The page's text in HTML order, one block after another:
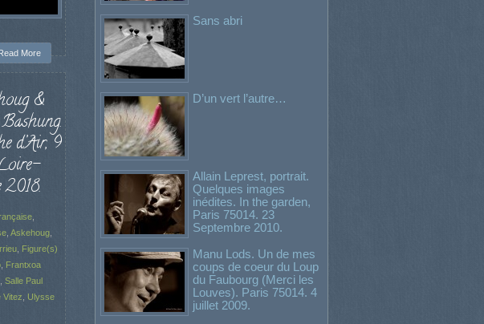
More
&
d’Air, 9
,
, Askehoug,
, Figure(s)
, Frantxoa
Salle Paul
Vitez
Ulysse
Sans abri
D’un vert l’autre…
Allain Leprest, portrait.
Quelques images
inédites. In the garden,
Paris 75014. 23
Septembre 2010.
Manu Lods. Un de mes
coups de coeur du Loup
du Faubourg (Merci les
Louves). Paris 75014. 4
juillet 2009.